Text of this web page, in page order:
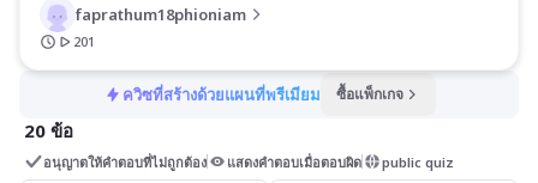
faprathum18phioniam
201
ควิซที่สร้างด้วยแผนที่พรีเมียม ซื้อแพ็กเกจ
20 ข้อ
อนุญาตให้คำตอบที่ไม่ถูกต้อง แสดงคำตอบเมื่อตอบผิด public quiz